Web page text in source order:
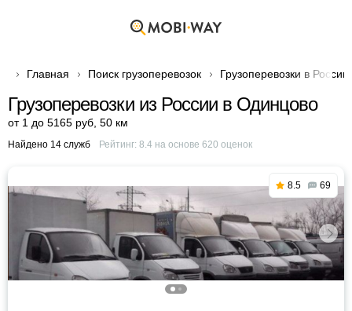
Главная Поиск грузоперевозок Грузоперевозки в России
Грузоперевозки из России в Одинцово
от 1 до 5165 руб 50 км
Найдено 14 служб Рейтинг: 8.4на основе 620 оценок
8.5 69